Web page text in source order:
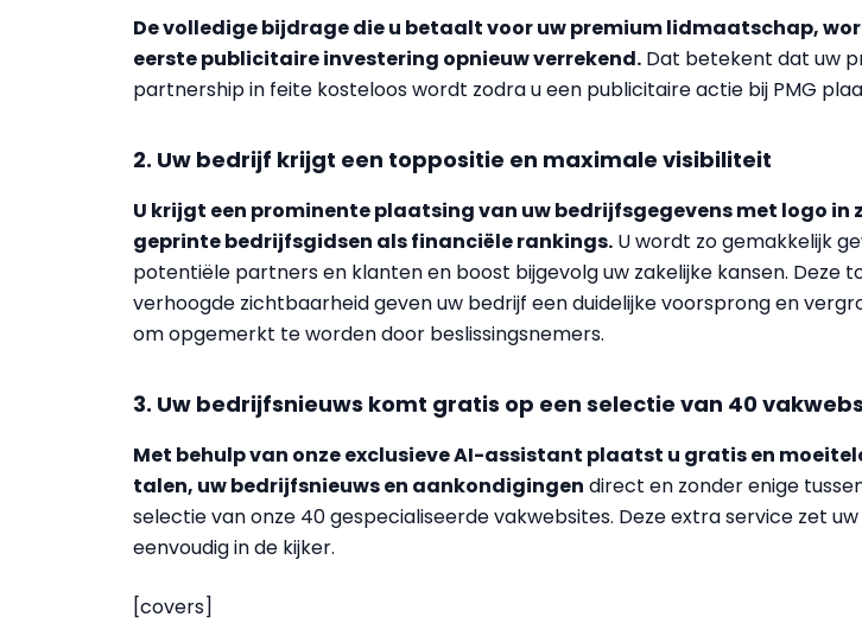
De volledige bijdrage die u betaalt voor uw premium lidmaatschap,
eerste publicitaire investering opnieuw verrekend. Dat betekent dat uw
partnership in feite kosteloos wordt zodra u een publicitaire actie bij PMG
2. Uw bedrijf krijgt een toppositie en maximale visibiliteit
U krijgt een prominente plaatsing van uw bedrijfsgegevens met logo in
geprinte bedrijfsgidsen als financiële rankings. U wordt zo gemakkelijk
potentiële partners en klanten en boost bijgevolg uw zakelijke kansen. Deze
verhoogde zichtbaarheid geven uw bedrijf een duidelijke voorsprong en
om opgemerkt te worden door beslissingsnemers.
3. Uw bedrijfsnieuws komt gratis op een selectie van 40
Met behulp van onze exclusieve AI-assistant plaatst u gratis en
talen, uw bedrijfsnieuws en aankondigingen direct en zonder enige
selectie van onze 40 gespecialiseerde vakwebsites. Deze extra service zet
eenvoudig in de kijker.
[covers]